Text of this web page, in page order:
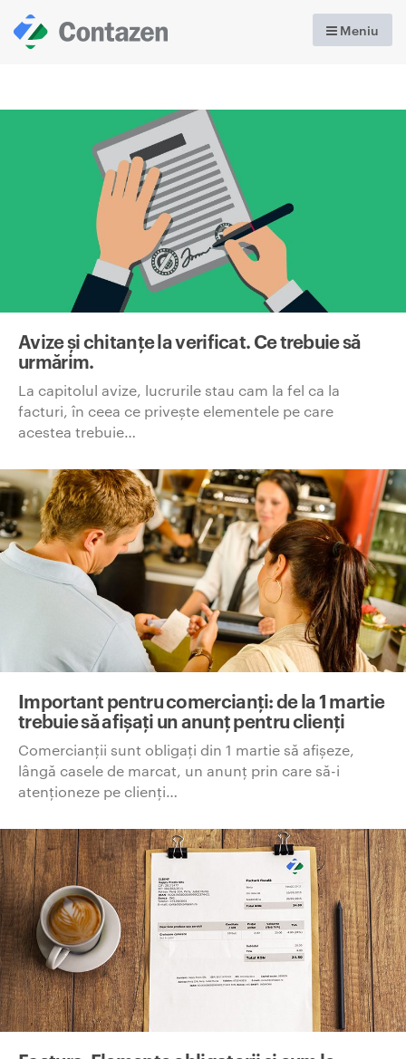
Meniu
Avize și chitanțe la verificat. Ce trebuie să
urmărim.
La capitolul avize, lucrurile stau cam la fel ca la
facturi, în ceea ce privește elementele pe care
acestea trebuie…
Important pentru comercianți: de la 1 martie
trebuie să afișați un anunț pentru clienți
Comercianții sunt obligați din 1 martie să afișeze,
lângă casele de marcat, un anunț prin care să-i
atenționeze pe clienți…